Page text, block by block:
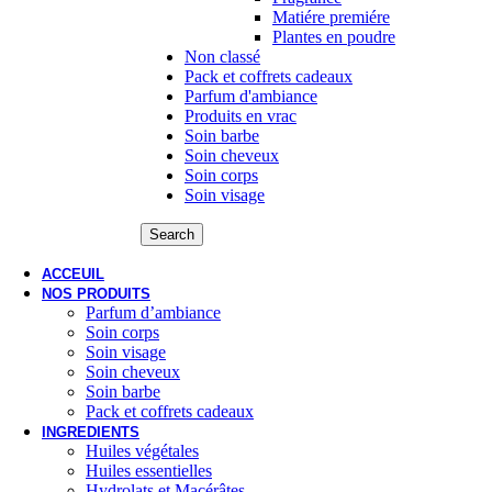
Matiére premiére
Plantes en poudre
Non classé
Pack et coffrets cadeaux
Parfum d'ambiance
Produits en vrac
Soin barbe
Soin cheveux
Soin corps
Soin visage
Search
ACCEUIL
NOS PRODUITS
Parfum d’ambiance
Soin corps
Soin visage
Soin cheveux
Soin barbe
Pack et coffrets cadeaux
INGREDIENTS
Huiles végétales
Huiles essentielles